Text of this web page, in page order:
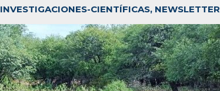
INVESTIGACIONES-CIENTÍFICAS, NEWSLETTER